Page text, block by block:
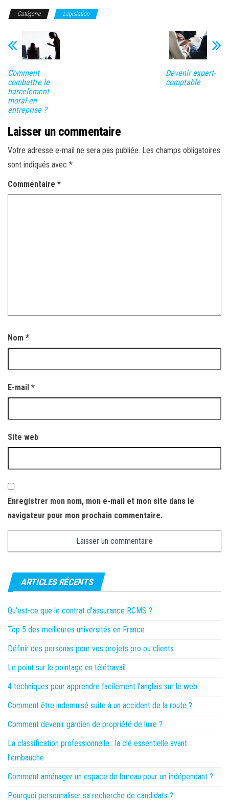
Catégorie Législation
Comment
combattre le
harcelement
moral en
entreprise ?
Devenir expert-
comptable
Laisser un commentaire
Votre adresse e-mail ne sera pas publiée. Les champs obligatoires
sont indiqués avec *
Commentaire *
Nom *
E-mail *
Site web
Enregistrer mon nom, mon e-mail et mon site dans le
navigateur pour mon prochain commentaire.
ARTICLES RÉCENTS
Qu’est-ce que le contrat d’assurance RCMS ?
Top 5 des meilleures universités en France
Définir des personas pour vos projets pro ou clients
Le point sur le pointage en télétravail
4 techniques pour apprendre facilement l’anglais sur le web
Comment être indemnisé suite à un accident de la route ?
Comment devenir gardien de propriété de luxe ?
La classification professionnelle : la clé essentielle avant
l’embauche
Comment aménager un espace de bureau pour un indépendant ?
Pourquoi personnaliser sa recherche de candidats ?